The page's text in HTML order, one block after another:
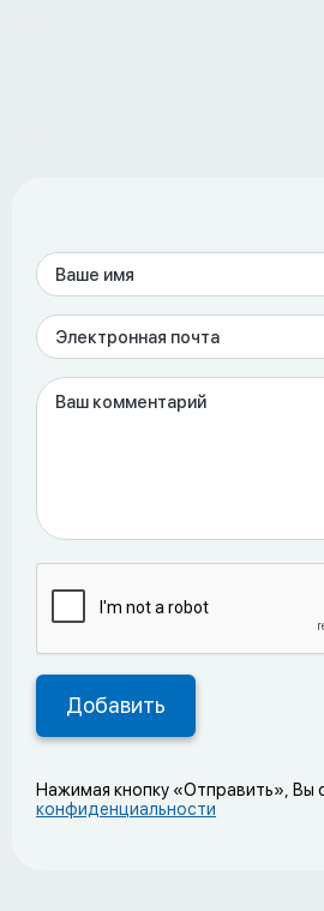
Нажимая кнопку «Отправить», Вы
конфиденциальности